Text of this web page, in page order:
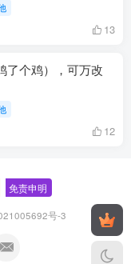
13
了个鸡），可万改
12
免责申明
号-3